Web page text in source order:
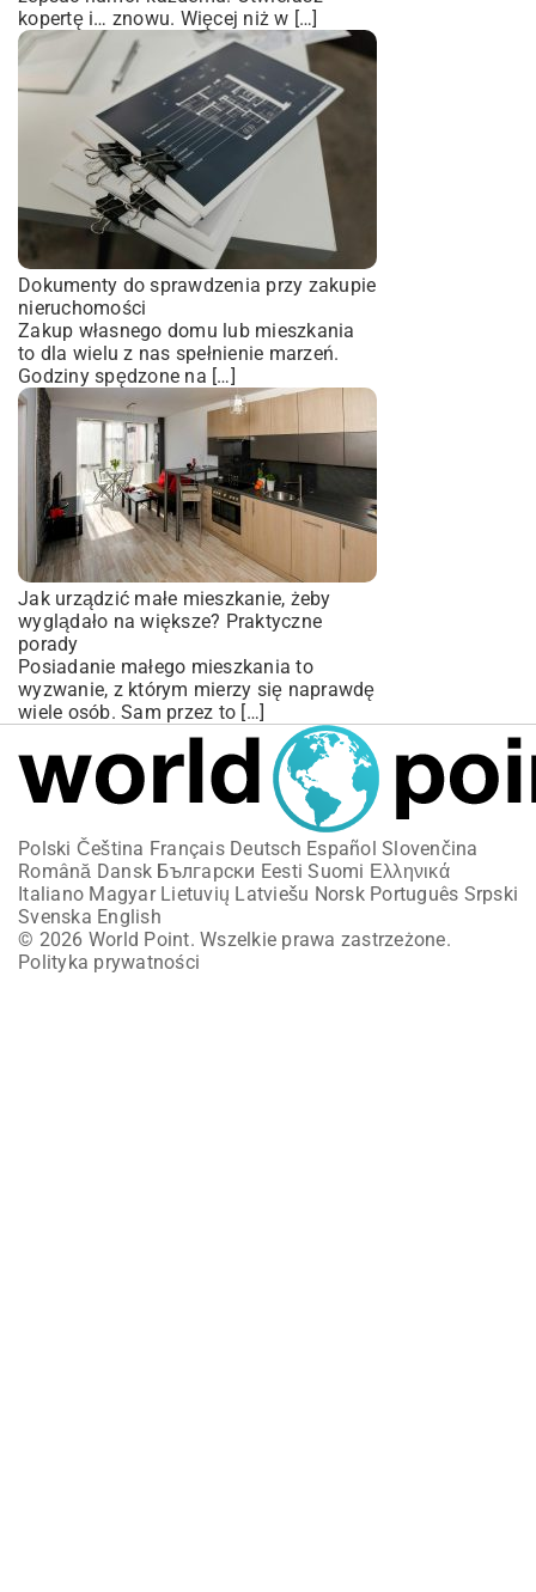
kopertę i… znowu. Więcej niż w […]
Dokumenty do sprawdzenia przy zakupie
nieruchomości
Zakup własnego domu lub mieszkania
to dla wielu z nas spełnienie marzeń.
Godziny spędzone na […]
Jak urządzić małe mieszkanie, żeby
wyglądało na większe? Praktyczne
porady
Posiadanie małego mieszkania to
wyzwanie, z którym mierzy się naprawdę
wiele osób. Sam przez to […]
Polski Čeština Français Deutsch Español Slovenčina
Română Dansk Български Eesti Suomi Ελληνικά
Italiano Magyar Lietuvių Latviešu Norsk Português Srpski
Svenska English
© 2026 World Point. Wszelkie prawa zastrzeżone.
Polityka prywatności